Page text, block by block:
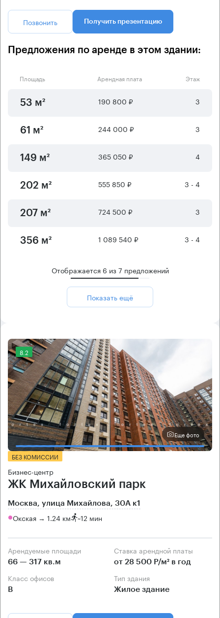
Позвонить Получить презентацию
Предложения по аренде в этом здании:
Площадь Арендная плата Этаж
53 м² 190 800 ₽ 3
61 м² 244 000 ₽ 3
149 м² 365 050 ₽ 4
202 м² 555 850 ₽ 3 - 4
207 м² 724 500 ₽ 3
356 м² 1 089 540 ₽ 3 - 4
Отображается 6 из7 предложений
Показать ещё
8.2
Еще фото
БЕЗ КОМИССИИ
Бизнес-центр
ЖК Михайловский парк
Москва, улица Михайлова, 30А к1
Окская → 1.24 км ~12 мин
Арендуемые площади
66 — 317 кв.м
Ставка арендной платы
от 28 500 Р/м² в год
Класс офисов
B
Тип здания
Жилое здание